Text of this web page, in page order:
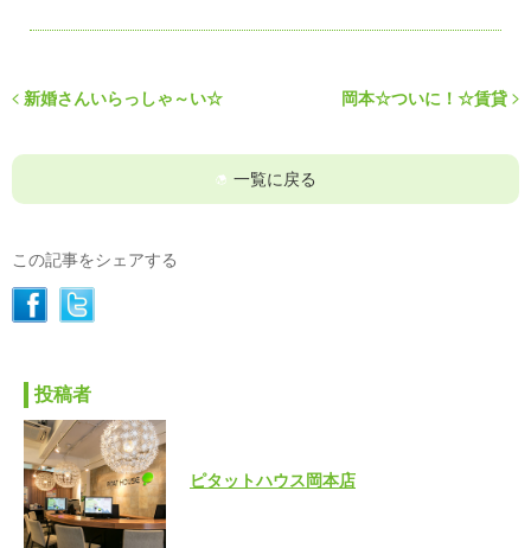
新婚さんいらっしゃ～い☆ 岡本☆ついに！☆賃貸
一覧に戻る
この記事をシェアする
投稿者
ピタットハウス岡本店